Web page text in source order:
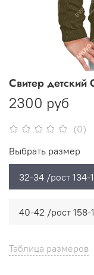
(0)
Свитер детский
2300 руб
Таблица размеров
Выбрать размер
32-34 /рост 134-
40-42 /рост 158-